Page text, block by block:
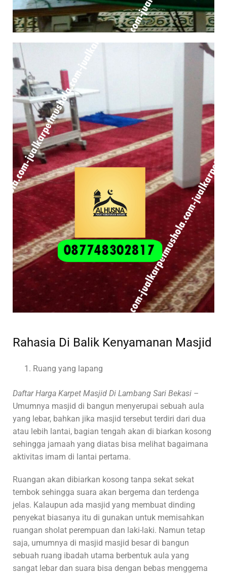
Rahasia Di Balik Kenyamanan Masjid
Ruang yang lapang
Daftar Harga Karpet Masjid Di Lambang Sari Bekasi –
Umumnya masjid di bangun menyerupai sebuah aula
yang lebar, bahkan jika masjid tersebut terdiri dari dua
atau lebih lantai, bagian tengah akan di biarkan kosong
sehingga jamaah yang diatas bisa melihat bagaimana
aktivitas imam di lantai pertama.
Ruangan akan dibiarkan kosong tanpa sekat sekat
tembok sehingga suara akan bergema dan terdenga
jelas. Kalaupun ada masjid yang membuat dinding
penyekat biasanya itu di gunakan untuk memisahkan
ruangan sholat perempuan dan laki-laki. Namun tetap
saja, umumnya di masjid masjid besar di bangun
sebuah ruang ibadah utama berbentuk aula yang
sangat lebar dan suara bisa dengan bebas menggema